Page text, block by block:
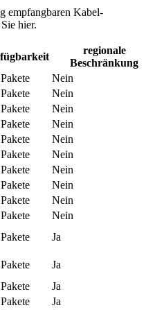
empfangbaren Kabel-
hier.
regionale
Beschränkung
Nein
Nein
Nein
Nein
Nein
Nein
Nein
Nein
Nein
Nein
Ja
Ja
Ja
Ja